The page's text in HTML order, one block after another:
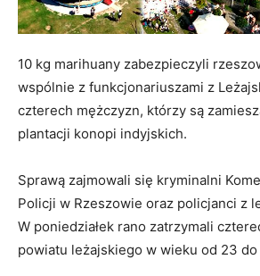
10 kg marihuany zabezpieczyli
wspólnie z funkcjonariuszami z
czterech mężczyzn, którzy są
plantacji konopi indyjskich.
Sprawą zajmowali się kryminalni
Policji w Rzeszowie oraz policjanci z
W poniedziałek rano zatrzymali
powiatu leżajskiego w wieku od 23 do